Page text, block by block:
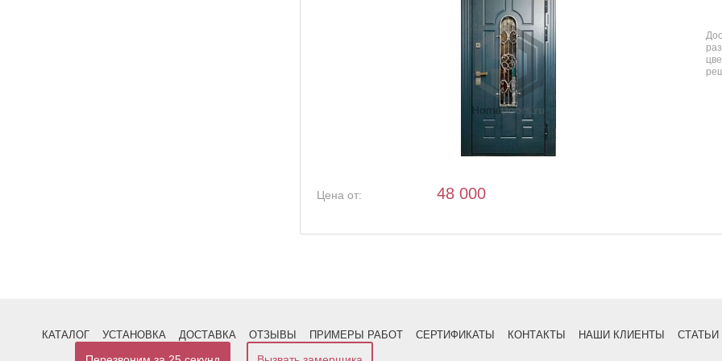
Цена от: 48 000
КАТАЛОГ УСТАНОВКА ДОСТАВКА ОТЗЫВЫ ПРИМЕРЫ РАБОТ СЕРТИФИКАТЫ КОНТАКТЫ НАШИ КЛИЕНТЫ СТАТЬИ